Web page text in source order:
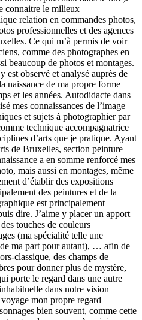
connaitre le milieux
relation en commandes photos,
professionnelles et des agences
Ce qui m’à permis de voir
comme des photographes en
beaucoup de photos et montages.
est observé et analysé auprès de
naissance de ma propre forme
et les années. Autodidacte dans
mes connaissances de l’image
et sujets à photographier par
technique accompagnatrice
d’arts que je pratique. Ayant
de Bruxelles, section peinture
a en somme renforcé mes
mais aussi en montages, même
d’établir des expositions
des peintures et de la
est principalement
dire. J’aime y placer un apport
touches de couleurs
(ma spécialité telle une
ma part pour autant), … afin de
classique, des champs de
pour donner plus de mystère,
porte le regard dans une autre
dans notre vision
mon propre regard
bien souvent, comme cette